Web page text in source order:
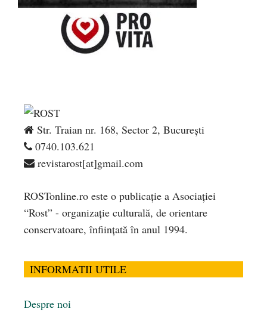
Str. Traian nr. 168, Sector 2, București
0740.103.621
revistarost[at]gmail.com
ROSTonline.ro este o publicaţie a Asociaţiei
“Rost” - organizaţie culturală, de orientare
conservatoare, înfiinţată în anul 1994.
INFORMATII UTILE
Despre noi